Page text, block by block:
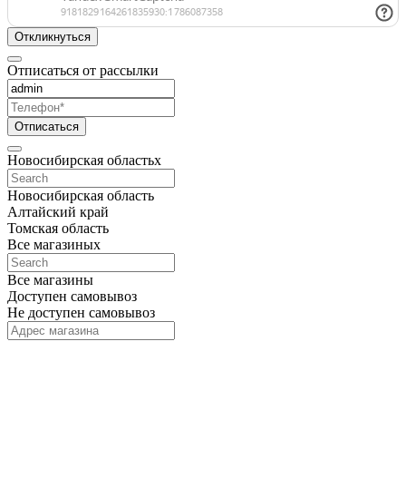
Откликнуться
Отписаться от рассылки
Отписаться
Новосибирская областьx
Новосибирская область
Алтайский край
Томская область
Все магазиныx
Все магазины
Доступен самовывоз
Не доступен самовывоз